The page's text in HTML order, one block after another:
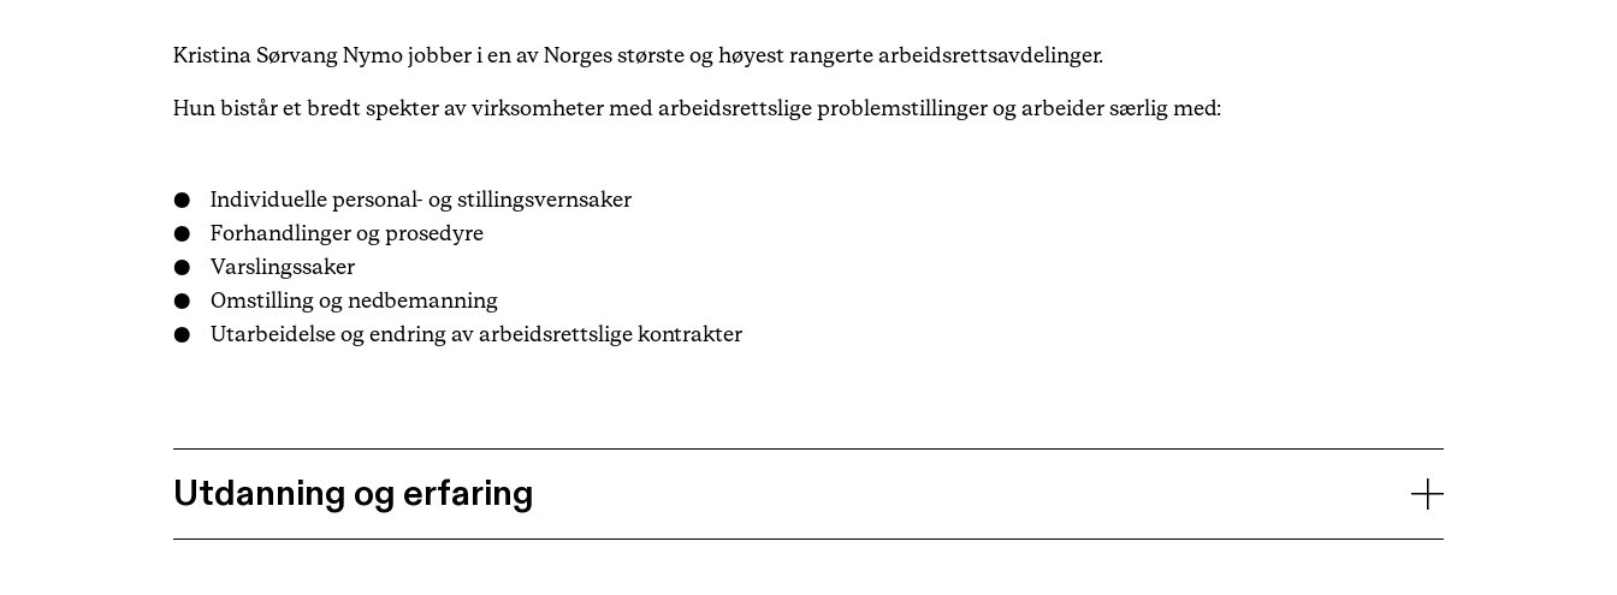
Haavind Svalbard
Kristina Sørvang Nymo jobber i en av Norges største og høyest rangerte arbeidsrettsavdelinger.
Hun bistår et bredt spekter av virksomheter med arbeidsrettslige problemstillinger og arbeider særlig med:
Individuelle personal- og stillingsvernsaker
Forhandlinger og prosedyre
Varslingssaker
Omstilling og nedbemanning
Utarbeidelse og endring av arbeidsrettslige kontrakter
Utdanning og erfaring